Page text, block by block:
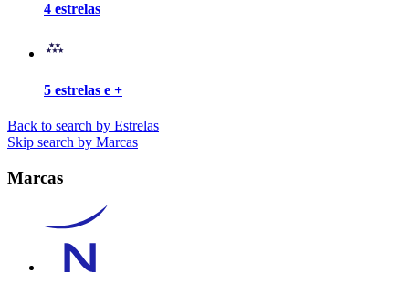
4 estrelas
5 estrelas e +
Back to search by Estrelas
Skip search by Marcas
Marcas